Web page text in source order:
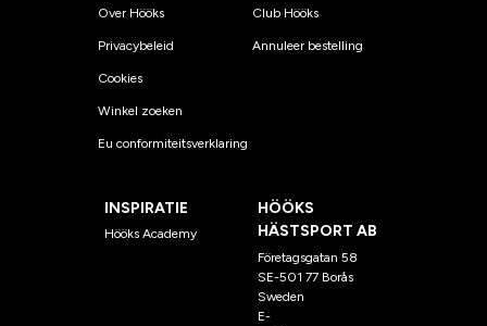
Over Hööks
Privacybeleid
Cookies
Winkel zoeken
Eu conformiteitsverklaring
Club Hööks
Annuleer bestelling
INSPIRATIE
Hööks Academy
HÖÖKS
HÄSTSPORT AB
Företagsgatan 58
SE-501 77 Borås
Sweden
E-